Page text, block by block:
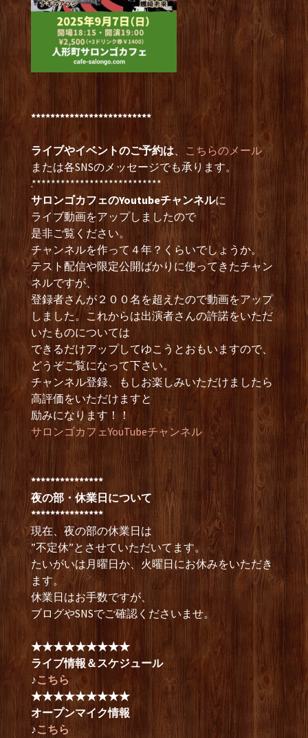
*************************
ライブやイベントのご予約は、 こちらのメール
または各SNSのメッセージでも承ります。
.***************************
サロンゴカフェのYoutubeチャンネルに
ライブ動画をアップしましたので
是非ご覧ください。
チャンネルを作って４年？くらいでしょうか。
テスト配信や限定公開ばかりに使ってきたチャン
ネルですが、
登録者さんが２００名を超えたので動画をアップ
しました。これからは出演者さんの許諾をいただ
いたものについては
できるだけアップしてゆこうとおもいますので、
どうぞご覧になって下さい。
チャンネル登録、もしお楽しみいただけましたら
高評価をいただけますと
励みになります！！
サロンゴカフェYouTubeチャンネル
***************
夜の部・休業日について
***************
現在、夜の部の休業日は
”不定休”とさせていただいてます。
たいがいは月曜日か、火曜日にお休みをいただき
ます。
休業日はお手数ですが、
ブログやSNSでご確認くださいませ。
★★★★★★★★★
ライブ情報＆スケジュール
♪こちら
★★★★★★★★★
オープンマイク情報
♪こちら